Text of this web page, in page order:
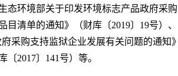
态环境部关于印发环境标志产品政府采
目清单的通知》（财库〔2019〕19号）
采购支持监狱企业发展有关问题的通
2017〕141号）等。